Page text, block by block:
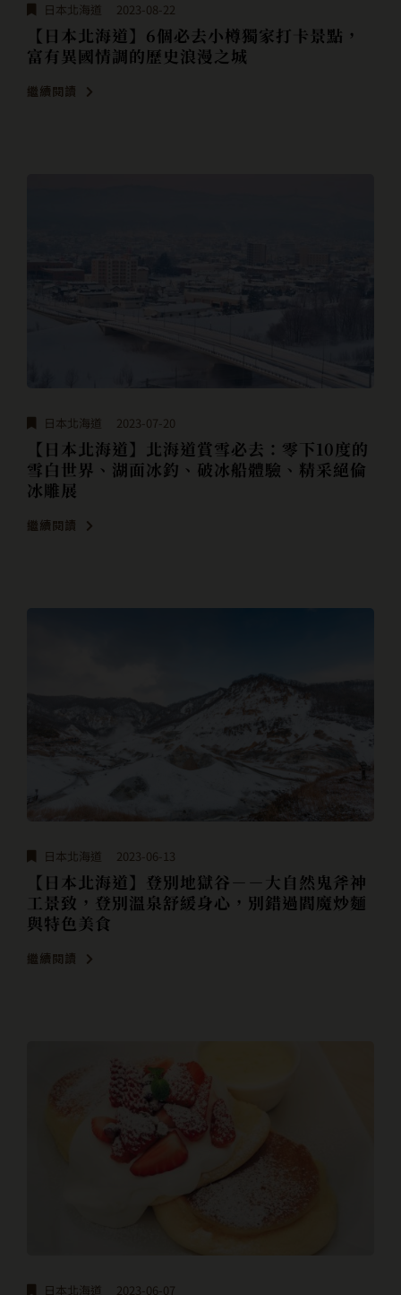
日本北海道 2023-08-22
【日本北海道】6個必去小樽獨家打卡景點，
富有異國情調的歷史浪漫之城
繼續閱讀
日本北海道 2023-07-20
【日本北海道】北海道賞雪必去：零下10度的
雪白世界、湖面冰釣、破冰船體驗、精采絕倫
冰雕展
繼續閱讀
日本北海道 2023-06-13
【日本北海道】登別地獄谷－－大自然鬼斧神
工景致，登別溫泉舒緩身心，別錯過閻魔炒麵
與特色美食
繼續閱讀
日本北海道 2023-06-07